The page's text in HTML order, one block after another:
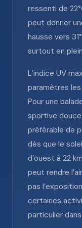
ressenti de
peut donner
hausse vers
surtout en
L’indice UV
paramètres
Pour une
sportive
préférable de
dès que le
d’ouest à 22
peut rendre
pas
certaines
particulier